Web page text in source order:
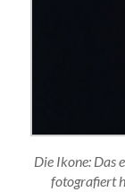
Die Ikone: Das
fotografiert